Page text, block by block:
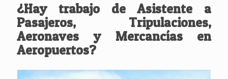
¿Hay trabajo de Asistente a
Pasajeros, Tripulaciones,
Aeronaves y Mercancías en
Aeropuertos?